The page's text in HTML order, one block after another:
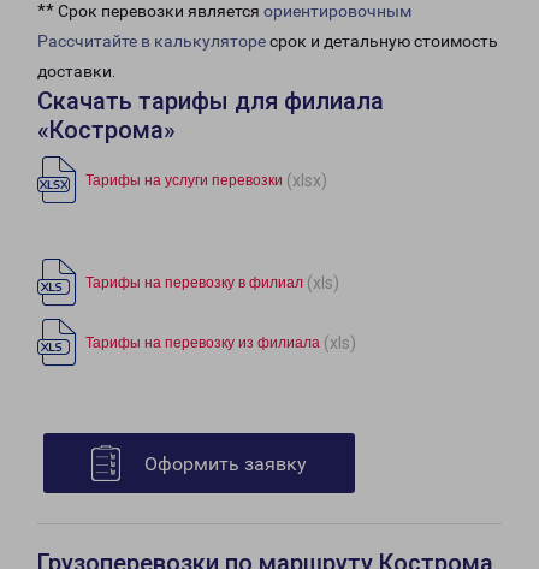
** Срок перевозки является ориентировочным
Рассчитайте в калькуляторесрок и детальную стоимость
доставки.
Скачать тарифы для филиала
«Кострома»
Тарифы на услуги перевозки (xlsx)
Тарифы на перевозку в филиал (xls)
Тарифы на перевозку из филиала (xls)
Оформить заявку